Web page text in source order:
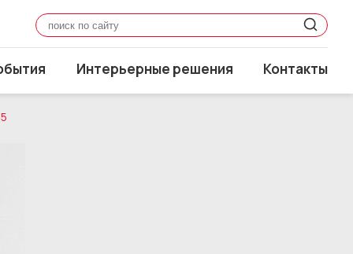
Интерьерные решения Контакты